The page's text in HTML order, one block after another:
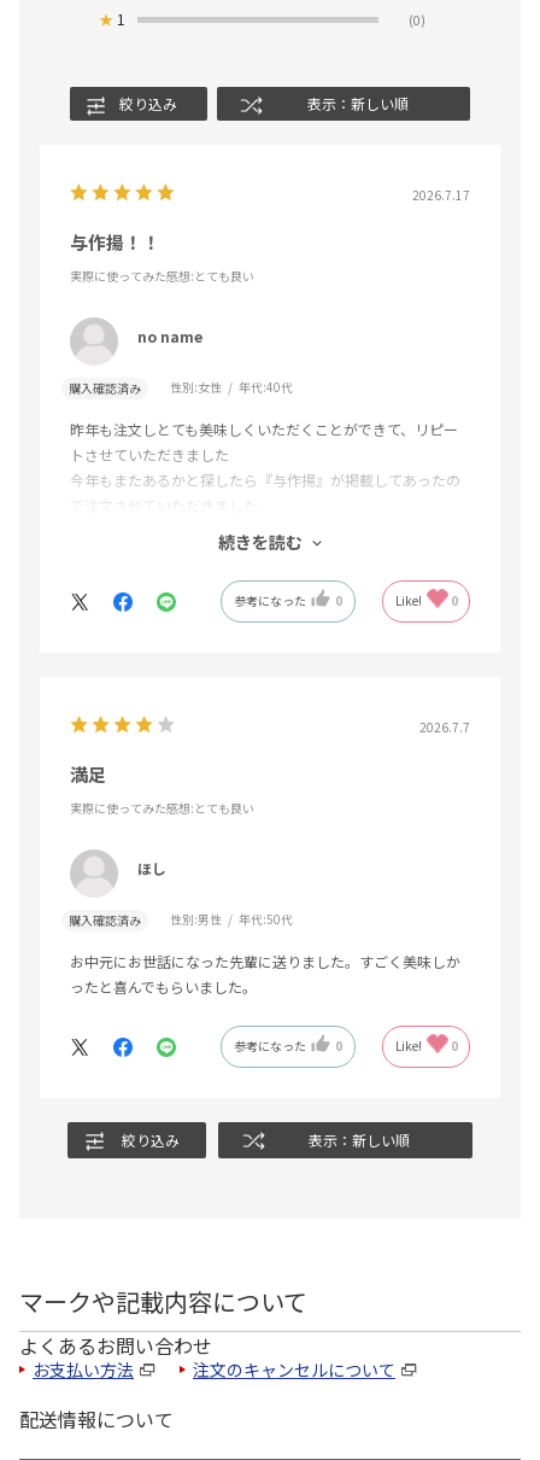
★ 1 (0)
絞り込み 表示：新しい順
2026.7.17
与作揚！！
実際に使ってみた感想:とても良い
no name
購入確認済み 性別:女性 年代:40代
昨年も注文しとても美味しくいただくことができて、リピー
トさせていただきました
今年もまたあるかと探したら『与作揚』が掲載してあったの
で注文させていただきました
とてもふっくらしていて、弾力もあり、もちろん味も完璧で
今年は家族にも送り、職場の先輩にも送らせていただきまし
た
続きを読む
参考になった 0 Like! 0
2026.7.7
満足
実際に使ってみた感想:とても良い
ほし
購入確認済み 性別:男性 年代:50代
お中元にお世話になった先輩に送りました。すごく美味しか
ったと喜んでもらいました。
参考になった 0 Like! 0
絞り込み 表示：新しい順
マークや記載内容について
よくあるお問い合わせ
お支払い方法 注文のキャンセルについて
配送情報について